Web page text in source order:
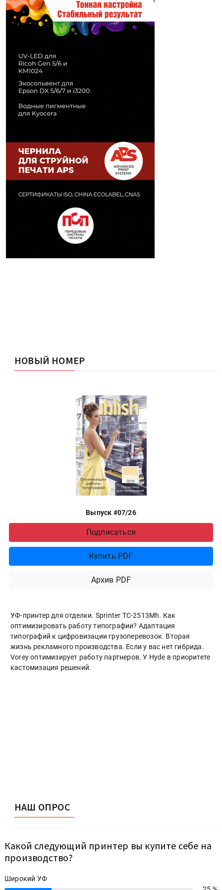
НОВЫЙ НОМЕР
Выпуск #07/26
Подписаться
Купить PDF
Архив PDF
УФ-принтер для отделки. Sprinter ТС-2513Mh. Как
оптимизировать работу типографии? Адаптация
типографий к цифровизации грузоперевозок. Вторая
жизнь рекламного производства. Если у вас нет гибрида.
Vorey оптимизирует работу партнеров. У Hyde в приоритете
кастомизация решений.
НАШ ОПРОС
Какой следующий принтер вы купите себе на
производство?
Широкий УФ